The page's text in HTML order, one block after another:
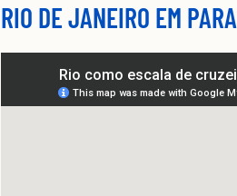
RIO DE JANEIRO EM